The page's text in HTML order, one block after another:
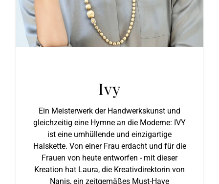
Ivy
Ein Meisterwerk der Handwerkskunst und
gleichzeitig eine Hymne an die Moderne: IVY
ist eine umhüllende und einzigartige
Halskette. Von einer Frau erdacht und für die
Frauen von heute entworfen - mit dieser
Kreation hat Laura, die Kreativdirektorin von
Nanis, ein zeitgemäßes Must-Have